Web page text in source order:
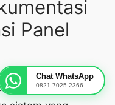
Chat WhatsApp
0821-7025-2366
Panel
sering